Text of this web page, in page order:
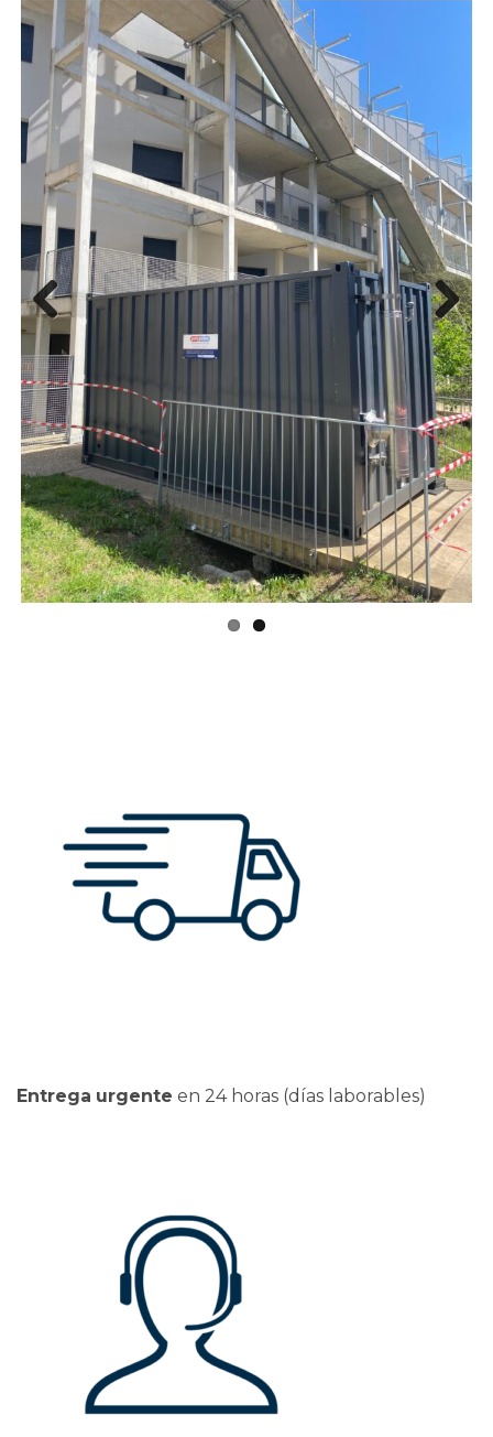
Previous Next
Entrega urgente en 24 horas (días laborables)